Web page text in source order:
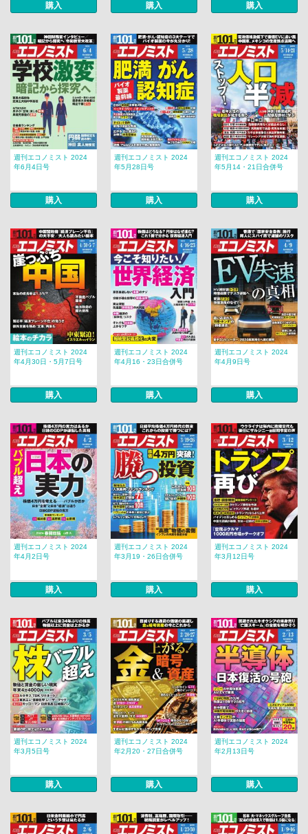
購入 購入 購入
週刊エコノミスト 2024
年6月4日号
購入
週刊エコノミスト 2024
年5月28日号
購入
週刊エコノミスト 2024
年5月14・21日合併号
購入
週刊エコノミスト 2024
年4月30日・5月7日号
購入
週刊エコノミスト 2024
年4月16・23日合併号
購入
週刊エコノミスト 2024
年4月9日号
購入
週刊エコノミスト 2024
年4月2日号
購入
週刊エコノミスト 2024
年3月19・26日合併号
購入
週刊エコノミスト 2024
年3月12日号
購入
週刊エコノミスト 2024
年3月5日号
購入
週刊エコノミスト 2024
年2月20・27日合併号
購入
週刊エコノミスト 2024
年2月13日号
購入